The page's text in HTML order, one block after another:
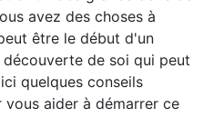
avez des choses à
être le début d'un
de soi qui peut
quelques conseils
aider à démarrer ce